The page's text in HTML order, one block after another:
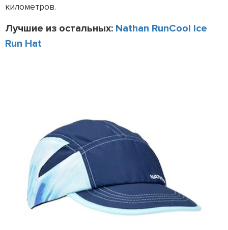
километров.
Лучшие из остальных: Nathan RunCool Ice
Run Hat